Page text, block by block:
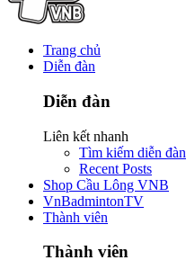
Trang chủ
Diễn đàn
Diễn đàn
Liên kết nhanh
Tìm kiếm diễn đàn
Recent Posts
Shop Cầu Lông VNB
VnBadmintonTV
Thành viên
Thành viên